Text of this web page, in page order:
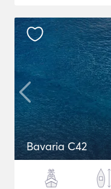
Bavaria C42